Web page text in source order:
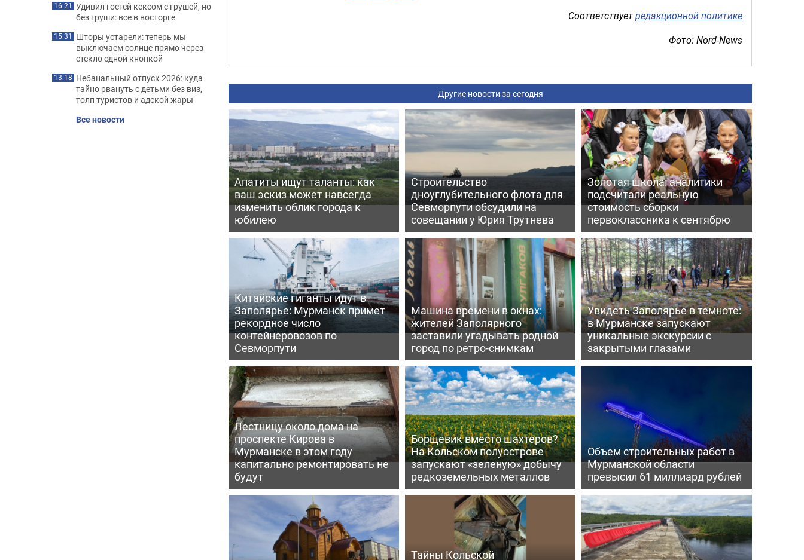
Соответствуетредакционной политике
Фото: Nord-News
Другие новости за сегодня
Апатиты ищут таланты: как
ваш эскиз может навсегда
изменить облик города к
юбилею
Строительство
дноуглубительного флота для
Севморпути обсудили на
совещании у Юрия Трутнева
Золотая школа: аналитики
подсчитали реальную
стоимость сборки
первоклассника к сентябрю
Китайские гиганты идут в
Заполярье: Мурманск примет
рекордное число
контейнеровозов по
Севморпути
Машина времени в окнах:
жителей Заполярного
заставили угадывать родной
город по ретро-снимкам
Увидеть Заполярье в темноте:
в Мурманске запускают
уникальные экскурсии с
закрытыми глазами
Лестницу около дома на
проспекте Кирова в
Мурманске в этом году
капитально ремонтировать не
будут
Борщевик вместо шахтеров?
На Кольском полуострове
запускают «зеленую» добычу
редкоземельных металлов
Объем строительных работ в
Мурманской области
превысил 61 миллиард рублей
Тайны Кольской
16:21 Удивил гостей кексом с грушей, но
без груши: все в восторге
15:31 Шторы устарели: теперь мы
выключаем солнце прямо через
стекло одной кнопкой
13:18 Небанальный отпуск 2026: куда
тайно рвануть с детьми без виз,
толп туристов и адской жары
Все новости